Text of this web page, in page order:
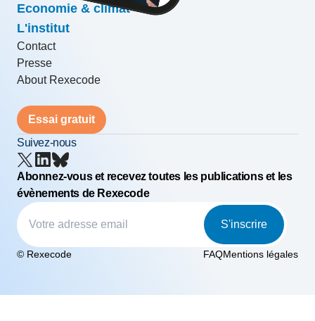
Economie & climat
L'institut
Contact
Presse
About Rexecode
Essai gratuit
Suivez-nous
Abonnez-vous et recevez toutes les publications et les
évènements de Rexecode
S'inscrire
© Rexecode FAQMentions légales